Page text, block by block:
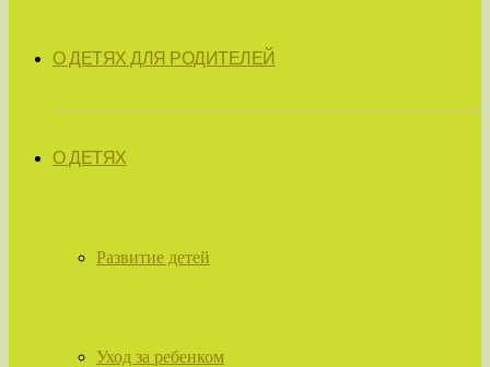
О ДЕТЯХ ДЛЯ РОДИТЕЛЕЙ
О ДЕТЯХ
Развитие детей
Уход за ребенком